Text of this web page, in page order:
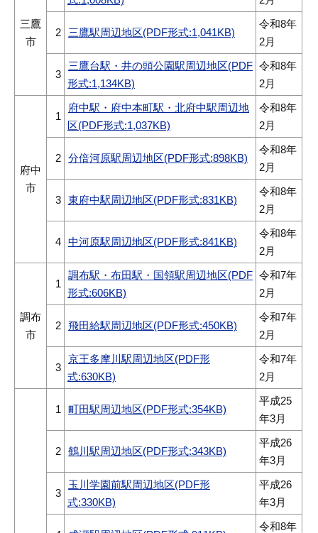
三鷹
市
2 三鷹駅周辺地区(PDF形式:1,041KB)
令和8年
2月
3
三鷹台駅・井の頭公園駅周辺地区(PDF
形式:1,134KB)
令和8年
2月
府中
市
1
府中駅・府中本町駅・北府中駅周辺地
区(PDF形式:1,037KB)
令和8年
2月
2 分倍河原駅周辺地区(PDF形式:898KB)
令和8年
2月
3 東府中駅周辺地区(PDF形式:831KB)
令和8年
2月
4 中河原駅周辺地区(PDF形式:841KB)
令和8年
2月
調布
市
1
調布駅・布田駅・国領駅周辺地区(PDF
形式:606KB)
令和7年
2月
2 飛田給駅周辺地区(PDF形式:450KB)
令和7年
2月
3
京王多摩川駅周辺地区(PDF形
式:630KB)
令和7年
2月
1 町田駅周辺地区(PDF形式:354KB)
平成25
年3月
2 鶴川駅周辺地区(PDF形式:343KB)
平成26
年3月
3
玉川学園前駅周辺地区(PDF形
式:330KB)
平成26
年3月
令和8年